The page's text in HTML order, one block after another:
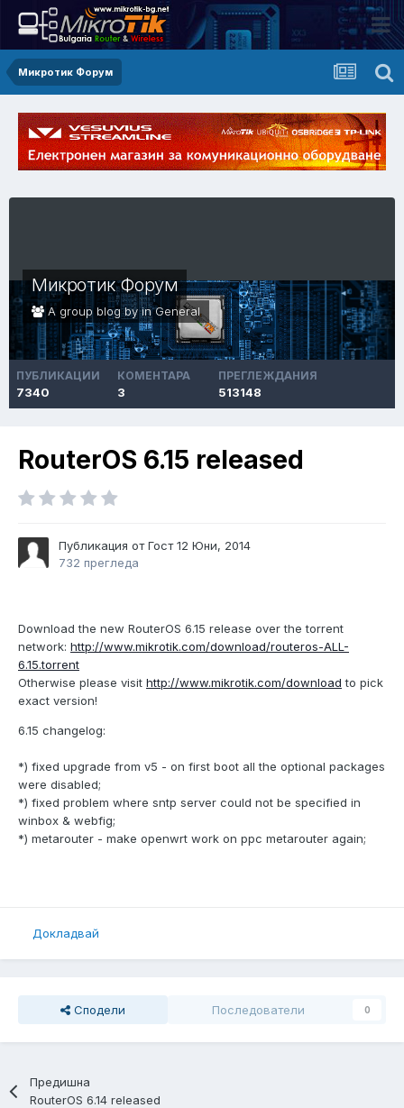
Микротик Форум
Микротик Форум
A group blog by inGeneral
ПУБЛИКАЦИИ
7340
КОМЕНТАРА
3
ПРЕГЛЕЖДАНИЯ
513148
RouterOS 6.15 released
Публикация от Гост12 Юни, 2014
732 прегледа
Download the new RouterOS 6.15 release over the torrent
network: http://www.mikrotik.com/download/routeros-ALL-
6.15.torrent
Otherwise please visit http://www.mikrotik.com/download to pick
exact version!
6.15 changelog:
*) fixed upgrade from v5 - on first boot all the optional packages
were disabled;
*) fixed problem where sntp server could not be specified in
winbox & webfig;
*) metarouter - make openwrt work on ppc metarouter again;
Докладвай
Сподели Последователи 0
Предишна
RouterOS 6.14 released